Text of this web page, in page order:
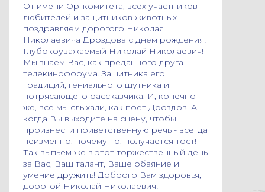
От имени Оргкомитета, всех участников -
любителей и защитников животных
поздравляем дорогого Николая
Николаевича Дроздова с днем рождения!
Глубокоуважаемый Николай Николаевич!
Мы знаем Вас, как преданного друга
телекинофорума. Защитника его
традиций, гениального шутника и
потрясающего рассказчика. И, конечно
же, все мы слыхали, как поет Дроздов. А
когда Вы выходите на сцену, чтобы
произнести приветственную речь - всегда
неизменно, почему-то, получается тост!
Так выпьем же в этот торжественный день
за Вас, Ваш талант, Ваше обаяние и
умение дружить! Доброго Вам здоровья,
дорогой Николай Николаевич!